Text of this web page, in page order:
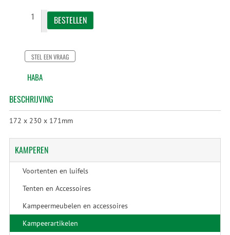
STEL EEN VRAAG
HABA
BESCHRIJVING
172 x 230 x 171mm
KAMPEREN
Voortenten en luifels
Tenten en Accessoires
Kampeermeubelen en accessoires
Kampeerartikelen